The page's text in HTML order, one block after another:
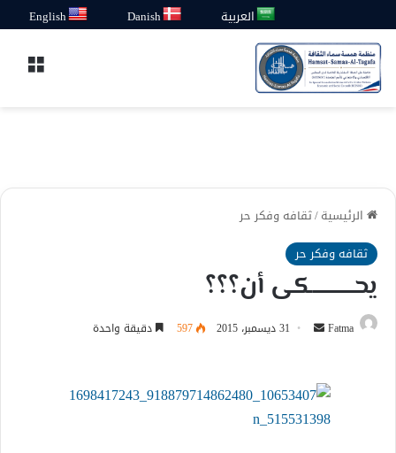
العربية Danish
English
الرئيسية/ثقافه وفكر حر
ثقافه وفكر حر
يحــــــــــــكى أن؟؟؟
Fatma
أرسل 31 ديسمبر، 2015 597 دقيقة واحدة